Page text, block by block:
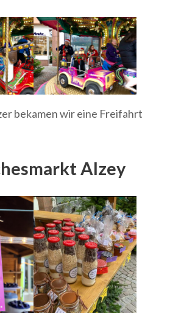
bekamen wir eine Freifahrt
Alzey